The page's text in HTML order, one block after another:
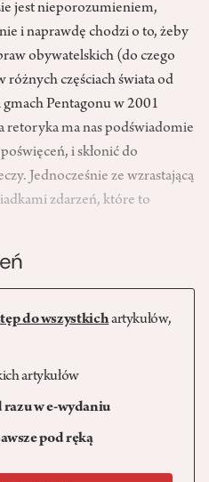
jest nieporozumieniem,
i naprawdę chodzi o to, żeby
obywatelskich (do czego
różnych częściach świata od
Pentagonu w 2001
ma nas podświadomie
i skłonić do
Jednocześnie ze wzrastającą
zdarzeń, które to
do wszystkichartykułów,
artykułów
w e-wydaniu
pod ręką